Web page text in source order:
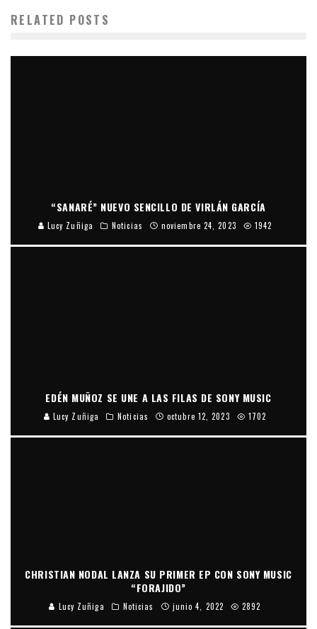
RELATED POSTS
“SANARÉ” NUEVO SENCILLO DE VIRLÁN GARCÍA
Lucy Zuñiga Noticias noviembre 24, 2023 1942
EDÉN MUÑOZ SE UNE A LAS FILAS DE SONY MUSIC
Lucy Zuñiga Noticias octubre 12, 2023 1702
CHRISTIAN NODAL LANZA SU PRIMER EP CON SONY MUSIC
“FORAJIDO”
Lucy Zuñiga Noticias junio 4, 2022 2892